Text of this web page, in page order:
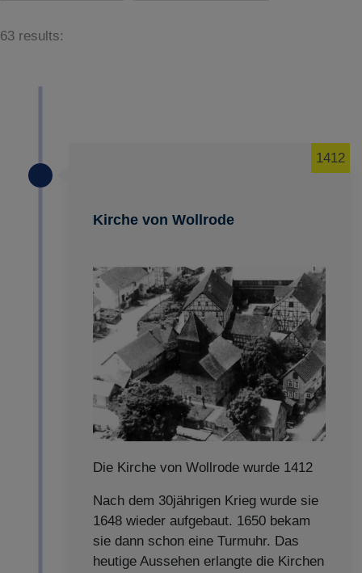
63 results:
Kirche von Wollrode
1412
Die Kirche von Wollrode wurde 1412
Nach dem 30jährigen Krieg wurde sie
1648 wieder aufgebaut. 1650 bekam
sie dann schon eine Turmuhr. Das
heutige Aussehen erlangte die Kirchen